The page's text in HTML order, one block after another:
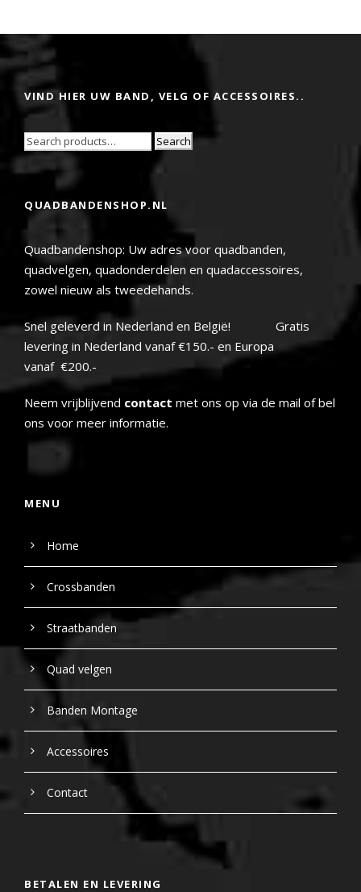
VIND HIER UW BAND, VELG OF ACCESSOIRES..
Search
QUADBANDENSHOP.NL
Quadbandenshop: Uw adres voor quadbanden,
quadvelgen, quadonderdelen en quadaccessoires,
zowel nieuw als tweedehands.
Snel geleverd in Nederland en België! Gratis
levering in Nederland vanaf €150.- en Europa
vanaf €200.-
Neem vrijblijvend contact met ons op via de mail of bel
ons voor meer informatie.
MENU
Home
Crossbanden
Straatbanden
Quad velgen
Banden Montage
Accessoires
Contact
BETALEN EN LEVERING